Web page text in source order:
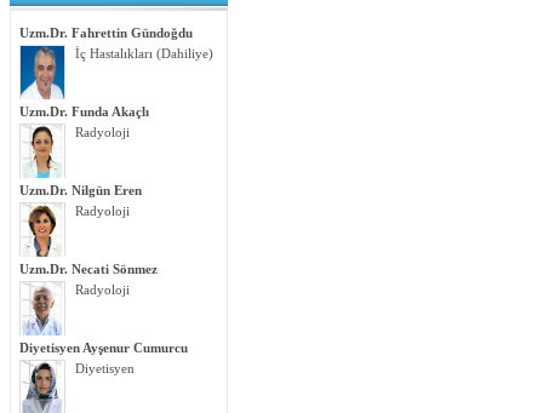
Uzm.Dr. Fahrettin Gündoğdu
İç Hastalıkları (Dahiliye)
Uzm.Dr. Funda Akaçlı
Radyoloji
Uzm.Dr. Nilgün Eren
Radyoloji
Uzm.Dr. Necati Sönmez
Radyoloji
Diyetisyen Ayşenur Cumurcu
Diyetisyen